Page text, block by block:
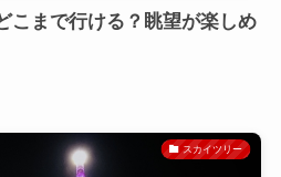
こまで行ける？眺望が楽しめ
スカイツリー